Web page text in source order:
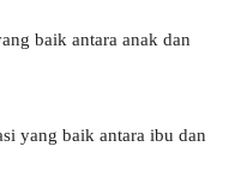
baik antara anak dan
yang baik antara ibu dan